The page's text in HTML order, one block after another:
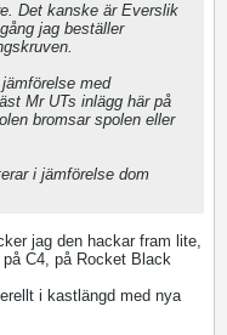
Det kanske är Everslik
jag beställer
med
Mr UTs inlägg här på
bromsar spolen eller
i jämförelse dom
jag den hackar fram lite,
C4, på Rocket Black
i kastlängd med nya